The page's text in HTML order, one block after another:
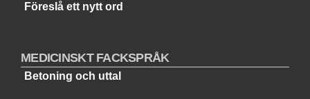
Föreslå ett nytt ord
MEDICINSKT FACKSPRÅK
Betoning och uttal